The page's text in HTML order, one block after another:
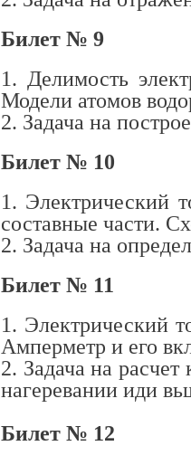
Билет № 9
1. Делимость
Модели атомов
2. Задача на
Билет № 10
1. Электрический
составные части.
2. Задача на
Билет № 11
1. Электрический
Амперметр и его
2. Задача на
нагеревании иди
Билет № 12